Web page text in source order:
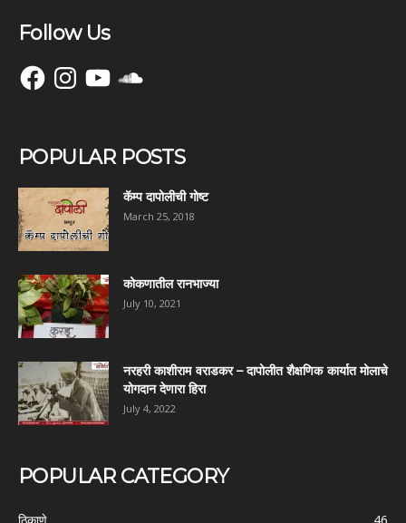
Follow Us
FacebookInstagramYouTubeSoundCloud
POPULAR POSTS
कॅम्प दापोलीची गोष्ट
March 25, 2018
कोकणातील रानभाज्या
July 10, 2021
नरहरी काशीराम वराडकर – दापोलीत शैक्षणिक कार्यात मोलाचे
योगदान देणारा हिरा
July 4, 2022
POPULAR CATEGORY